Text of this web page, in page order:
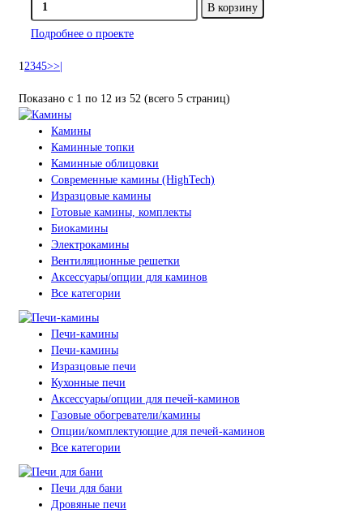
В корзину
Подробнее о проекте
1 2345>>|
Показано с 1 по 12 из 52 (всего 5 страниц)
Камины
Каминные топки
Каминные облицовки
Современные камины (HighTech)
Изразцовые камины
Готовые камины, комплекты
Биокамины
Электрокамины
Вентиляционные решетки
Аксессуары/опции для каминов
Все категории
Печи-камины
Печи-камины
Изразцовые печи
Кухонные печи
Аксессуары/опции для печей-каминов
Газовые обогреватели/камины
Опции/комплектующие для печей-каминов
Все категории
Печи для бани
Дровяные печи